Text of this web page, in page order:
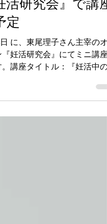
活研究会』で講座
に、東尾理子さん主宰のオ
妊活研究会』にてミニ講座
方』